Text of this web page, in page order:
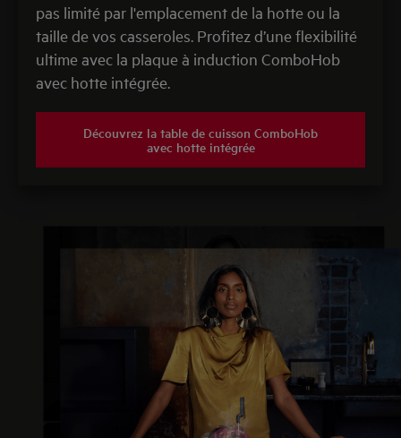
pas limité par l'emplacement de la hotte ou la
taille de vos casseroles. Profitez d’une flexibilité
ultime avec la plaque à induction ComboHob
avec hotte intégrée.
Découvrez la table de cuisson ComboHob
avec hotte intégrée